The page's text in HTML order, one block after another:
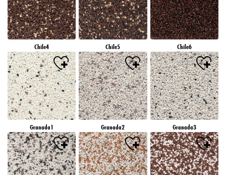
Chile4 Chile5 Chile6
Granada1 Granada2 Granada3